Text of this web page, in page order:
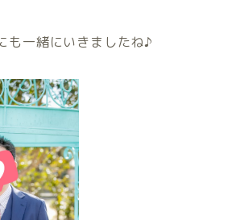
も一緒にいきましたね♪